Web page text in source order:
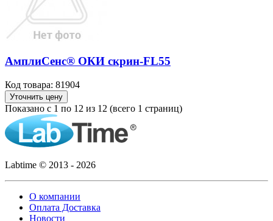
АмплиСенс® ОКИ скрин-FL55
Код товара: 81904
Уточнить цену
Показано с 1 по 12 из 12 (всего 1 страниц)
Labtime © 2013 - 2026
О компании
Оплата Доставка
Новости